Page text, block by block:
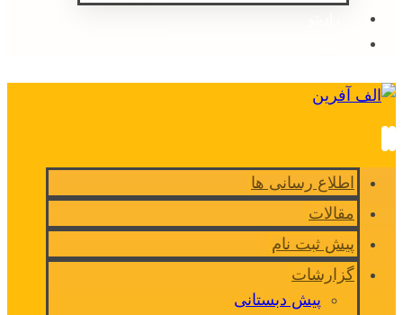
اطلاع رسانی ها
مقالات
پیش ثبت نام
گزارشات
پیش دبستانی